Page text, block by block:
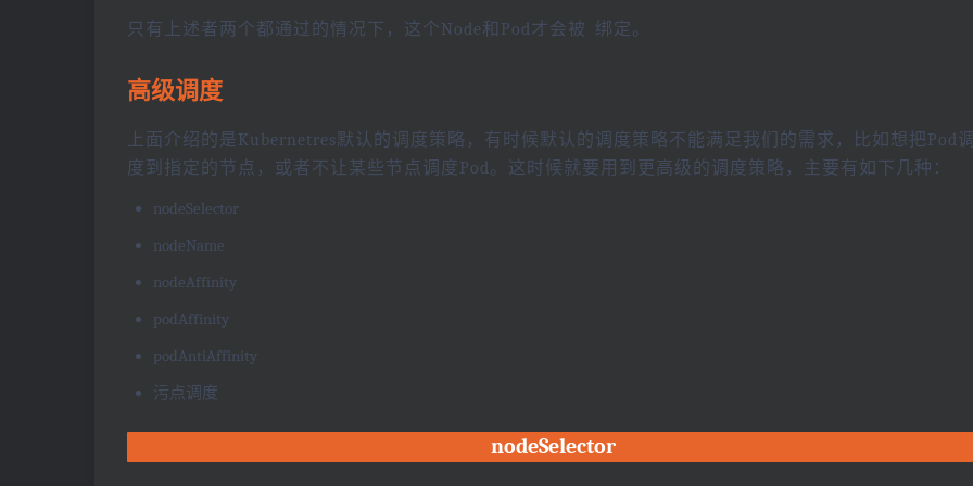
只有上述者两个都通过的情况下，这个Node和Pod才会被 绑定。
高级调度
上面介绍的是Kubernetres默认的调度策略，有时候默认的调度策略不能满足我们的需求，比如想把Pod
度到指定的节点，或者不让某些节点调度Pod。这时候就要用到更高级的调度策略，主要有如下几种：
nodeSelector
nodeName
nodeAffinity
podAffinity
podAntiAffinity
污点调度
nodeSelector